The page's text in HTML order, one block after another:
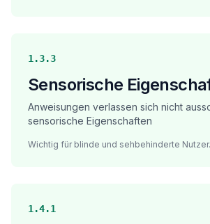
1.3.3
Sensorische
Anweisungen verlassen sich nicht
sensorische Eigenschaften
Wichtig für blinde und sehbehinderte Nutzer
1.4.1